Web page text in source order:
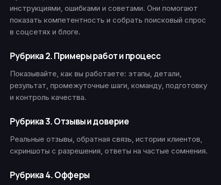
инструкциями, ошибками и советами. Они помогают
показать компетентность и собрать поисковый спрос
в соцсетях и блоге.
Рубрика 2. Примеры работ и процесс
Показывайте, как вы работаете: этапы, детали,
результат, промежуточные шаги, команду, подготовку
и контроль качества.
Рубрика 3. Отзывы и доверие
Реальные отзывы, обратная связь, истории клиентов,
скриншоты с разрешения, ответы на частые сомнения.
Рубрика 4. Офферы